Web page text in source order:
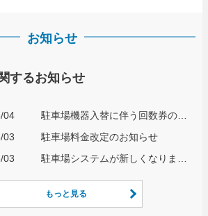
お知らせ
するお知らせ
04
03
駐車場料金改定のお知らせ
03
もっと見る